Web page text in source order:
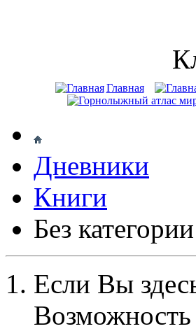
Главная
Дневники
Книги
Без категории
Если Вы
Возможность